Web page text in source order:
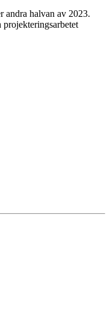
andra halvan av 2023.
projekteringsarbetet